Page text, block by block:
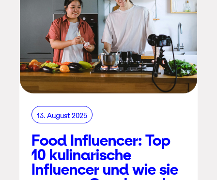
13. August 2025
Food Influencer: Top
10 kulinarische
Influencer und wie sie